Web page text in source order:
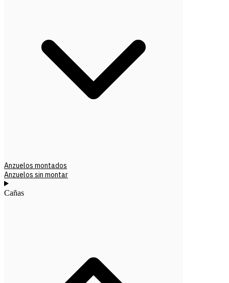
Anzuelos montados
Anzuelos sin montar
Cañas